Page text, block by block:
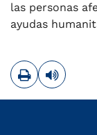
las personas
ayudas
ImprimirLeer